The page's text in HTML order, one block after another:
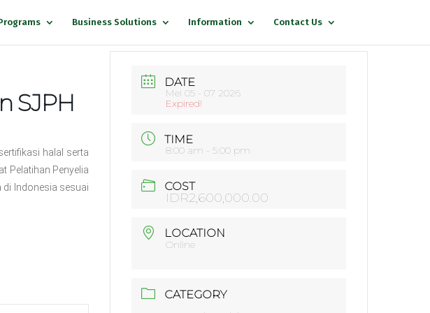
Business Solutions Information Contact Us
SJPH
halal serta
Pelatihan Penyelia
Indonesia sesuai
DATE
Mei 05 - 07 2026
Expired!
TIME
8:00 am - 5:00 pm
COST
IDR2,600,000.00
LOCATION
Online
CATEGORY